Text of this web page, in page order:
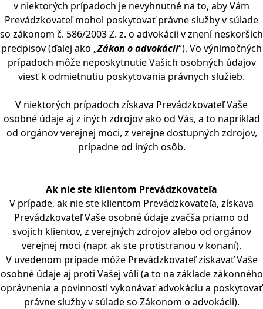
v niektorých prípadoch je nevyhnutné na to, aby Vám
Prevádzkovateľ mohol poskytovať právne služby v súlade
so zákonom č. 586/2003 Z. z. o advokácii v znení neskorších
predpisov (ďalej ako „Zákon o advokácii“). Vo výnimočných
prípadoch môže neposkytnutie Vašich osobných údajov
viesť k odmietnutiu poskytovania právnych služieb.
V niektorých prípadoch získava Prevádzkovateľ Vaše
osobné údaje aj z iných zdrojov ako od Vás, a to napríklad
od orgánov verejnej moci, z verejne dostupných zdrojov,
prípadne od iných osôb.
Ak nie ste klientom Prevádzkovateľa
V prípade, ak nie ste klientom Prevádzkovateľa, získava
Prevádzkovateľ Vaše osobné údaje zväčša priamo od
svojich klientov, z verejných zdrojov alebo od orgánov
verejnej moci (napr. ak ste protistranou v konaní).
V uvedenom prípade môže Prevádzkovateľ získavať Vaše
osobné údaje aj proti Vašej vôli (a to na základe zákonného
oprávnenia a povinnosti vykonávať advokáciu a poskytovať
právne služby v súlade so Zákonom o advokácii).